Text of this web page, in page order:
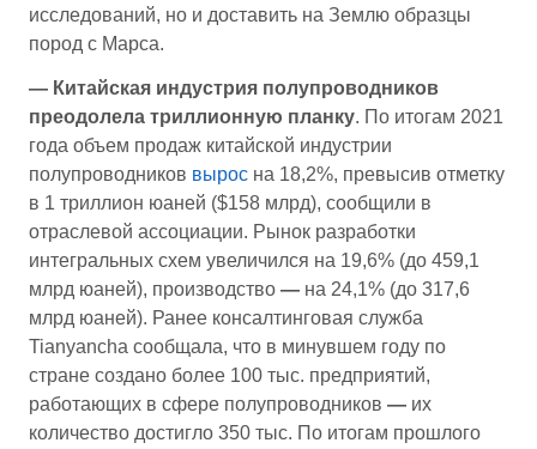
исследований, но и доставить на Землю образцы
пород с Марса.
— Китайская индустрия полупроводников
преодолела триллионную планку. По итогам 2021
года объем продаж китайской индустрии
полупроводников вырос на 18,2%, превысив отметку
в 1 триллион юаней ($158 млрд), сообщили в
отраслевой ассоциации. Рынок разработки
интегральных схем увеличился на 19,6% (до 459,1
млрд юаней), производство — на 24,1% (до 317,6
млрд юаней). Ранее консалтинговая служба
Tianyancha сообщала, что в минувшем году по
стране создано более 100 тыс. предприятий,
работающих в сфере полупроводников — их
количество достигло 350 тыс. По итогам прошлого